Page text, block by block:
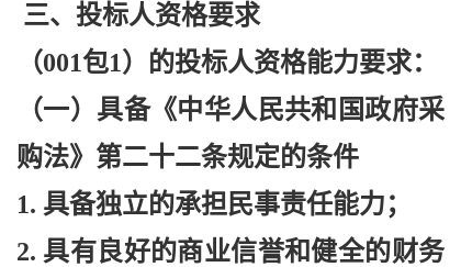
三、投标人资格要求
（001包1）的投标人资格能力要求：
（一）具备《中华人民共和国政府采
购法》第二十二条规定的条件
1. 具备独立的承担民事责任能力；
2. 具有良好的商业信誉和健全的财务